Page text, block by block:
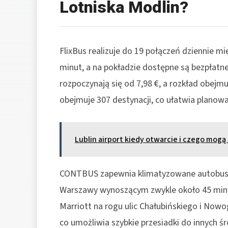
Lotniska Modlin?
FlixBus realizuje do 19 połączeń dziennie
minut, a na pokładzie dostępne są
rozpoczynają się od 7,98 €, a rozkład
obejmuje 307 destynacji, co ułatwia
Lublin airport kiedy otwarcie i czego mogą
CONTBUS zapewnia klimatyzowane
Warszawy wynoszącym zwykle około 45
Marriott na rogu ulic Chałubińskiego i
co umożliwia szybkie przesiadki do innych